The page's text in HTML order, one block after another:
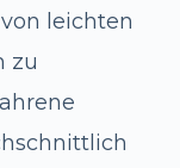
leichten
zu